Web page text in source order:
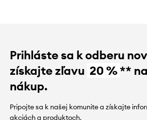
Prihláste sa k odberu
získajte zľavu 20 %**
nákup.
Pripojte sa k našej komunite a získajte
akciách a produktoch.